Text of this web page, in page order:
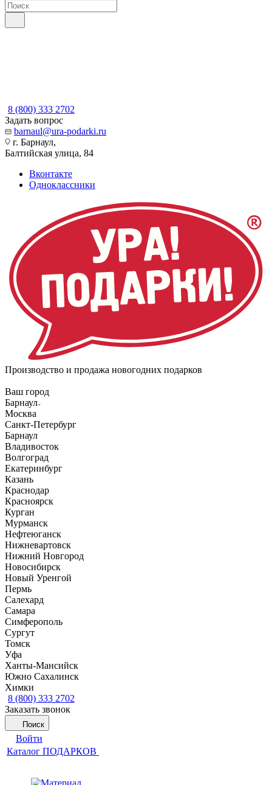
8 (800) 333 2702
Задать вопрос
barnaul@ura-podarki.ru
г. Барнаул,
Балтийская улица, 84
Вконтакте
Одноклассники
Производство и продажа новогодних подарков
Ваш город
Барнаул
Москва
Санкт-Петербург
Барнаул
Владивосток
Волгоград
Екатеринбург
Казань
Краснодар
Красноярск
Курган
Мурманск
Нефтеюганск
Нижневартовск
Нижний Новгород
Новосибирск
Новый Уренгой
Пермь
Салехард
Самара
Симферополь
Сургут
Томск
Уфа
Ханты-Мансийск
Южно Сахалинск
Химки
8 (800) 333 2702
Заказать звонок
Поиск
Войти
Каталог ПОДАРКОВ